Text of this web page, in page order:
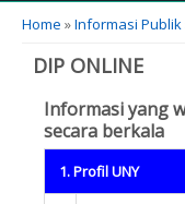
You are here
Home »Informasi Publik
DIP ONLINE
Informasi yang
secara berkala
1. Profil UNY